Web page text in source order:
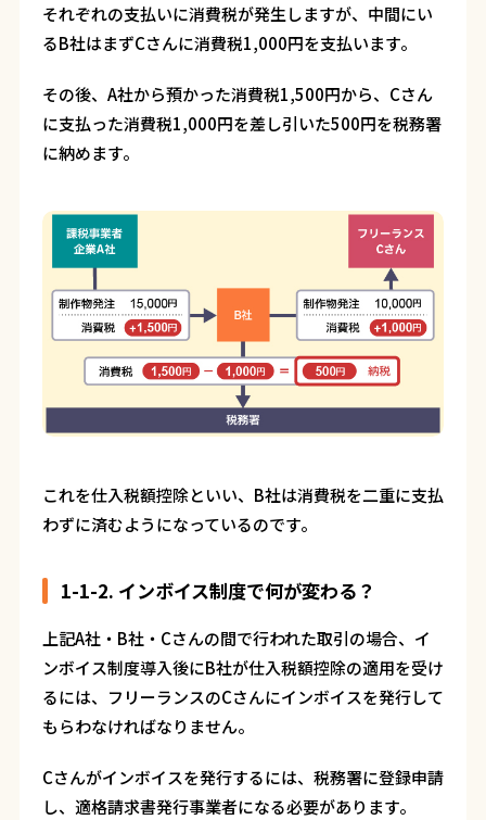
それぞれの支払いに消費税が発生しますが、中間にい
るB社はまずCさんに消費税1,000円を支払います。
その後、A社から預かった消費税1,500円から、Cさん
に支払った消費税1,000円を差し引いた500円を税務署
に納めます。
これを仕入税額控除といい、B社は消費税を二重に支払
わずに済むようになっているのです。
1-1-2. インボイス制度で何が変わる？
上記A社・B社・Cさんの間で行われた取引の場合、イ
ンボイス制度導入後にB社が仕入税額控除の適用を受け
るには、フリーランスのCさんにインボイスを発行して
もらわなければなりません。
Cさんがインボイスを発行するには、税務署に登録申請
し、適格請求書発行事業者になる必要があります。